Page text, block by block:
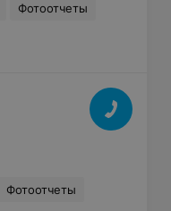
Фотоотчеты
Фотоотчеты